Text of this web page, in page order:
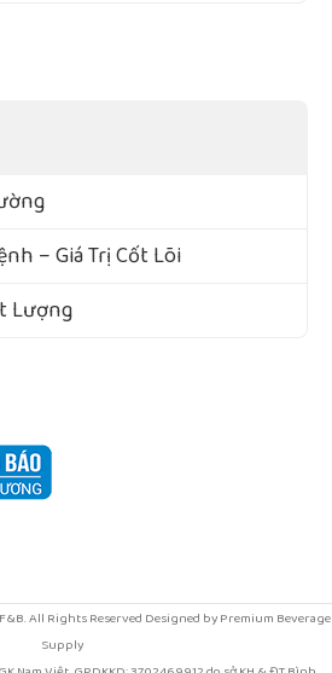
– Giá Trị Cốt Lõi
Lượng
All Rights Reserved Designed by Premium Beverage
Supply